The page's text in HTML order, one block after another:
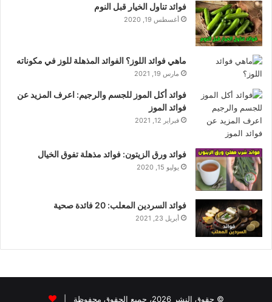
فوائد تناول الخيار قبل النوم
أغسطس 19, 2020
ماهي فوائد اللوز؟ الفوائد المذهلة للوز في مكوناته
مارس 19, 2021
فوائد أكل الموز للجسم والرجيم: اعرف المزيد عن
فوائد الموز
فبراير 12, 2021
فوائد ورق الزيتون: فوائد مذهلة تفوق الخيال
يوليو 15, 2020
فوائد السردين المعلب: 20 فائدة صحية
أبريل 23, 2021
© حقوق النشر 2026، جميع الحقوق محفوظة |